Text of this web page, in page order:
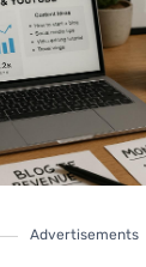
Advertisements